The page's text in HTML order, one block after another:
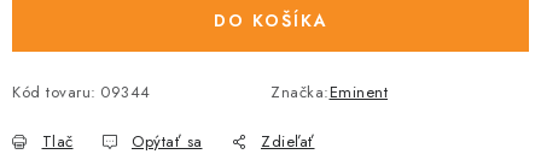
DO KOŠÍKA
Kód tovaru: 09344 Značka:Eminent
Tlač Opýtať sa Zdieľať